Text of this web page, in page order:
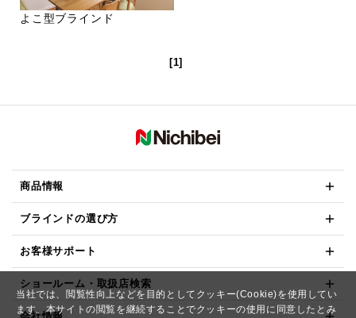
当社では、閲覧性向上などを目的としてクッキー(Cookie)を使用してい
ます。本サイトの閲覧を継続することでクッキーの使用に同意したとみ
よこ型ブラインド
[1]
商品情報
ブラインドの選び方
お客様サポート
ショールーム・取扱店検索